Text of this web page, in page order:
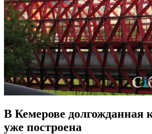
В Кемерове долгожданная
уже построена